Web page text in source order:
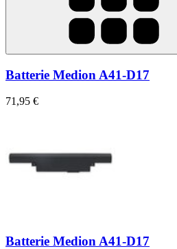
Batterie Medion A41-D17
71,95 €
Batterie Medion A41-D17